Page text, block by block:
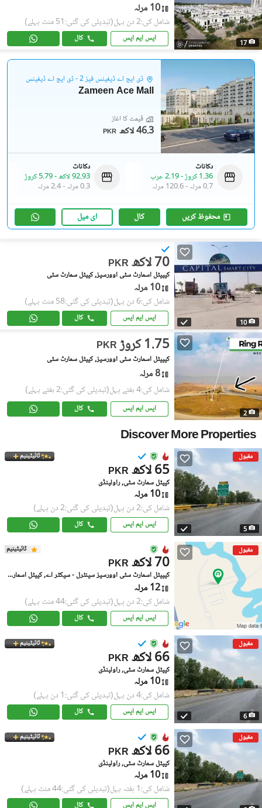
17
10 مرلہ
شامل کی:2 دن پہل (تبدیلی کی گئی:51 منٹ پہلے)
ایس ایم ایس کال
ڈی ایچ اے ڈیفینس فیز 2 - ڈی ایچ اے ڈیفینس
Zameen Ace Mall
قیمت کا آغاز
PKR 46.3 لاکھ
دکانات
1.36 کروڑ
-2.19 عرب
0.7 مرلہ
-120.6 مرلہ
دکانات
92.93 لاکھ
-5.79 کروڑ
0.3 مرلہ
-2.4 مرلہ
محفوظ کریں کال ای میل
10
PKR 70 لاکھ
کیپیٹل اسمارٹ سٹی اوورسیز, کیپٹل سمارٹ سٹی
10 مرلہ
شامل کی:6 دن پہل (تبدیلی کی گئی:58 منٹ پہلے)
ایس ایم ایس کال
2
PKR 1.75 کروڑ
کیپیٹل اسمارٹ سٹی اوورسیز, کیپٹل سمارٹ سٹی
8 مرلہ
شامل کی:4 ہفتے پہل (تبدیلی کی گئی:2 ہفتے پہلے)
ایس ایم ایس کال
Discover More Properties
مقبول
5
ٹائیٹینیم
PKR 65 لاکھ
کیپٹل سمارٹ سٹی, راولپنڈی
10 مرلہ
شامل کی:2 دن پہل (تبدیلی کی گئی:2 دن پہلے)
ایس ایم ایس کال
مقبول ٹائیٹینیم
PKR 70 لاکھ
کیپیٹل اسمارٹ سٹی اوورسیز سینٹرل - سیکٹر اے, کیپٹل اسمارٹ سٹی اوورسیز سینٹرل
12 مرلہ
شامل کی:2 دن پہل (تبدیلی کی گئی:44 منٹ پہلے)
ایس ایم ایس کال
مقبول
6
ٹائیٹینیم
PKR 66 لاکھ
کیپٹل سمارٹ سٹی, راولپنڈی
10 مرلہ
شامل کی:4 دن پہل (تبدیلی کی گئی:1 دن پہلے)
ایس ایم ایس کال
مقبول ٹائیٹینیم
PKR 66 لاکھ
کیپٹل سمارٹ سٹی, راولپنڈی
10 مرلہ
شامل کی:1 ہفتہ پہل (تبدیلی کی گئی:44 منٹ پہلے)
ایس ایم ایس کال